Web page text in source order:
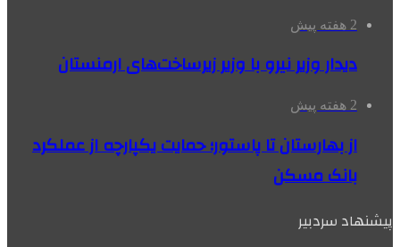
2 هفته پیش
دیدار وزیر نیرو با وزیر زیرساخت‌های ارمنستان
2 هفته پیش
از بهارستان تا پاستور؛ حمایت یکپارچه از عملکرد
بانک مسکن
پیشنهاد سردبیر